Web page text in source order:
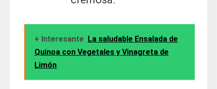
+ Interesante La saludable Ensalada de
Quinoa con Vegetales y Vinagreta de
Limón